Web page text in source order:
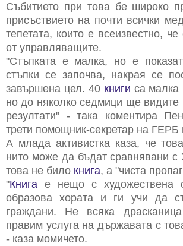
Събитието при това бе широко
присъствието на почти всички
тепетата, които е всеизвестно,
от управляващите.
"Стъпката е малка, но е
стъпки се започва, накрая се
завършена цел. 40 книги са малка
но до няколко седмици ще видите
резултати" - така коментира
трети помощник-секретар на
А млада активистка каза, че
нито може да бъдат сравнявани с
това не било книга, а "чиста
"Книга е нещо с художествена
образова хората и ги учи да
граждани. Не всяка
правим услуга на държавата с
- каза момичето.